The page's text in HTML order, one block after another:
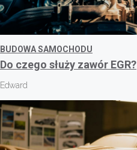
BUDOWA SAMOCHODU
Do czego służy zawór EGR?
Edward